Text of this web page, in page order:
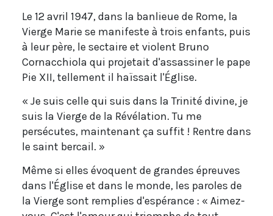
Le 12 avril 1947, dans la banlieue de Rome, la
Vierge Marie se manifeste à trois enfants, puis
à leur père, le sectaire et violent Bruno
Cornacchiola qui projetait d'assassiner le pape
Pie XII, tellement il haïssait l'Église.
« Je suis celle qui suis dans la Trinité divine, je
suis la Vierge de la Révélation. Tu me
persécutes, maintenant ça suffit ! Rentre dans
le saint bercail. »
Même si elles évoquent de grandes épreuves
dans l'Église et dans le monde, les paroles de
la Vierge sont remplies d'espérance : « Aimez-